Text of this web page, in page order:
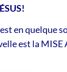
en
est la